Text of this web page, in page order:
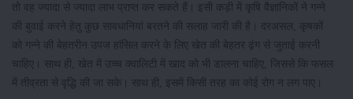
तो वह ज्यादा से ज्यादा लाभ प्राप्त कर सकते हैं। इसी कड़ी में कृषि वैज्ञानिकों ने गन्ने
की बुवाई करने हेतु कुछ सावधानियां बरतने की सलाह जारी की है। दरअसल, कृषकों
को गन्ने की बेहतरीन उपज हांसिल करने के लिए खेत की बेहतर ढ़ंग से जुताई करनी
चाहिए। साथ ही, खेत में उच्च क्वालिटी में खाद को भी डालना चाहिए, जिससे कि फसल
में तीव्रता से वृद्धि की जा सके। साथ ही, इसमें किसी तरह का कोई रोग न लग पाए।